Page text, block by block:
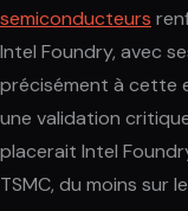
semiconducteurs
Intel Foundry, avec
précisément à cette
une validation
placerait Intel
TSMC, du moins sur